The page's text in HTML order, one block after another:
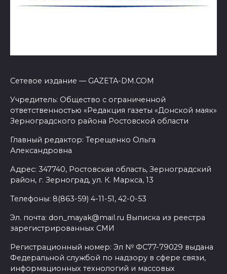
Сетевое издание — GAZETA-DM.COM
Учредитель: Общество с ограниченной
ответственностью «Редакция газеты «Донской маяк»
Зерноградского района Ростовской области
Главный редактор: Терещенко Ольга
Александровна
Адрес: 347740, Ростовская область, Зерноградский
район, г. Зерноград, ул. К. Маркса, 13
Телефоны: 8(863-59) 4-11-51, 42-0-53
Эл. почта: don_mayak@mail.ru Выписка из реестра
зарегистрированных СМИ
Регистрационный номер: Эл № ФС77-79029 выдана
Федеральной службой по надзору в сфере связи,
информационных технологий и массовых